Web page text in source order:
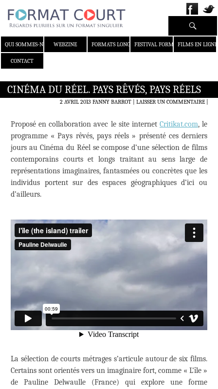
QUI SOMMES-NOUS ?WEBZINE FORMATS LONGS FESTIVAL FORMAT COURT
FILMS EN LIGNE
CONTACT
Recherche
CINÉMA DU RÉEL. PAYS RÊVÉS, PAYS RÉELS
2 AVRIL 2013 FANNY BARROT LAISSER UN COMMENTAIRE|
Proposé en collaboration avec le site internet Critikat.com, le
programme « Pays rêvés, pays réels » présenté ces derniers
jours au Cinéma du Réel se compose d’une sélection de films
contemporains courts et longs traitant au sens large de
représentations imaginaires, fantasmées ou concrètes que les
individus portent sur des espaces géographiques d’ici ou
d’ailleurs.
La sélection de courts métrages s’articule autour de six films.
Certains sont orientés vers un imaginaire fort, comme « L’île »
de Pauline Delwaulle (France) qui explore une forme